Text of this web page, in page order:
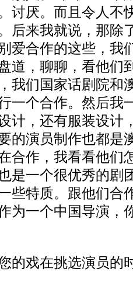
讨厌。而且令人不
后来我就说，那除
爱合作的这些，我
道，聊聊，看他们
我们国家话剧院和
一个合作。然后我
计，还有服装设计
的演员制作也都是
合作，我看看他们
是一个很优秀的剧
些特质。跟他们合
为一个中国导演，
戏在挑选演员的